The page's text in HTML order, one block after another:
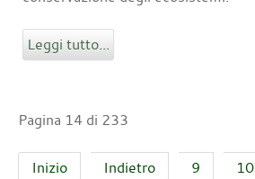
Leggi tutto...
Pagina 14 di 233
Inizio Indietro 9 10